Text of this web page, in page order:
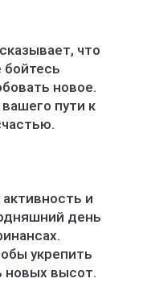
что
новое.
пути к
и
день
укрепить
новых высот.